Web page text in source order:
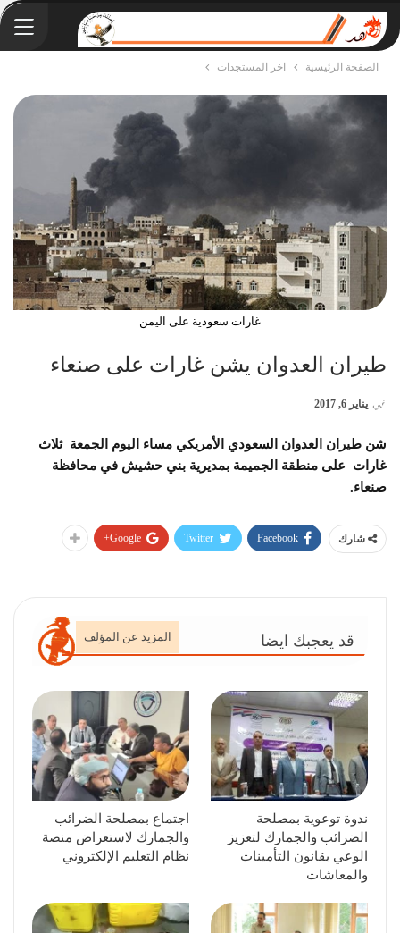
الصفحة الرئيسية اخر المستجدات
غارات سعودية على اليمن
طيران العدوان يشن غارات على صنعاء
في يناير 6, 2017
شن طيران العدوان السعودي الأمريكي مساء اليوم الجمعة ثلاث
غارات على منطقة الجميمة بمديرية بني حشيش في محافظة
صنعاء.
شارك Facebook
Twitter
Google+
قد يعجبك ايضا المزيد عن المؤلف
ندوة توعوية بمصلحة
الضرائب والجمارك لتعزيز
الوعي بقانون التأمينات
والمعاشات
اجتماع بمصلحة الضرائب
والجمارك لاستعراض منصة
نظام التعليم الإلكتروني